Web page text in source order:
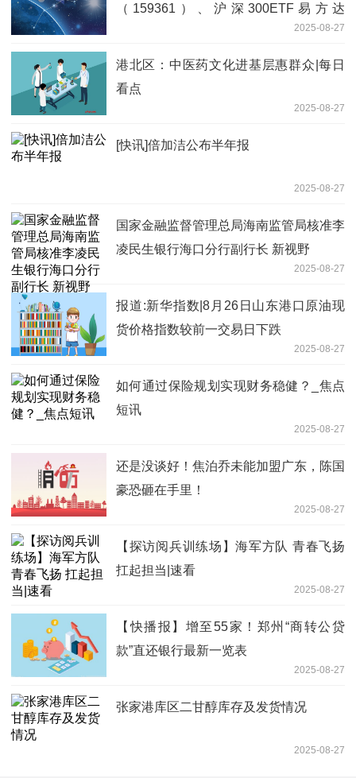
（159361）、沪深300ETF易方达
2025-08-27
港北区：中医药文化进基层惠群众|每日
看点
2025-08-27
[快讯]倍加洁公布半年报
2025-08-27
国家金融监督管理总局海南监管局核准李
凌民生银行海口分行副行长 新视野
2025-08-27
报道:新华指数|8月26日山东港口原油现
货价格指数较前一交易日下跌
2025-08-27
如何通过保险规划实现财务稳健？_焦点
短讯
2025-08-27
还是没谈好！焦泊乔未能加盟广东，陈国
豪恐砸在手里！
2025-08-27
【探访阅兵训练场】海军方队 青春飞扬
扛起担当|速看
2025-08-27
【快播报】增至55家！郑州“商转公贷
款”直还银行最新一览表
2025-08-27
张家港库区二甘醇库存及发货情况
2025-08-27